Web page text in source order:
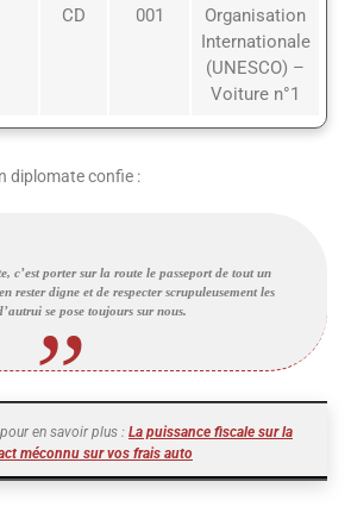
CD 001
Organisation
Internationale
(UNESCO) –
Voiture n°1
diplomate confie :
c’est porter sur la route le passeport de tout un
rester digne et de respecter scrupuleusement les
se pose toujours sur nous.
en savoir plus : La puissance fiscale sur la
méconnu sur vos frais auto